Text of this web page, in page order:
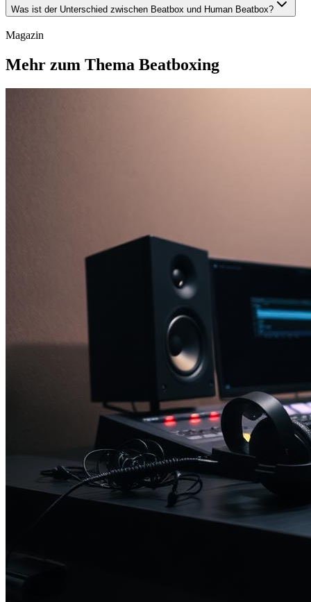
Was ist der Unterschied zwischen Beatbox und Human Beatbox?
Magazin
Mehr zum Thema Beatboxing